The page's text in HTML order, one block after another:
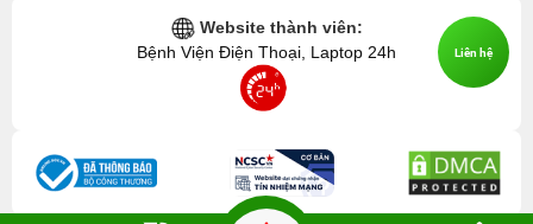
Website thành viên:
Bệnh Viện Điện Thoại, Laptop 24h
Liên hệ